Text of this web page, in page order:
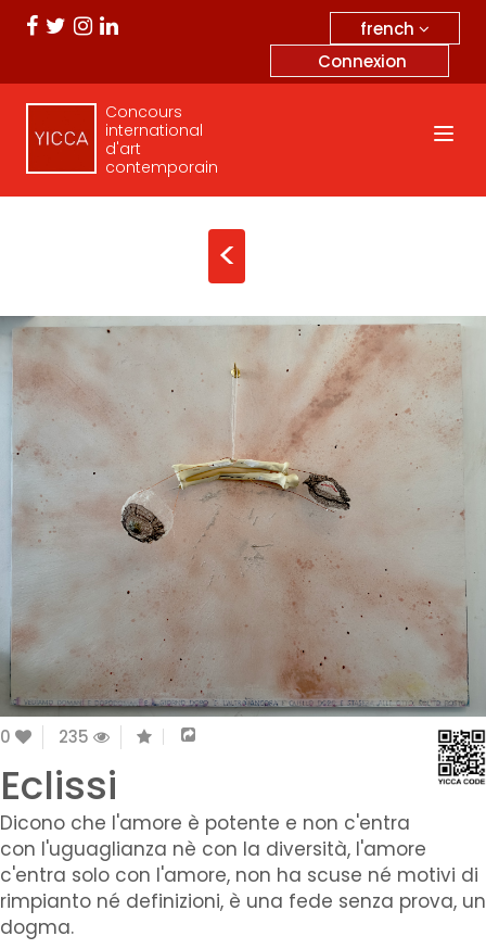
french
Connexion
Concours
international
d'art
contemporain
<
0 235
Eclissi
Dicono che l'amore è potente e non c'entra
con l'uguaglianza nè con la diversità, l'amore
c'entra solo con l'amore, non ha scuse né motivi di
rimpianto né definizioni, è una fede senza prova, un
dogma.